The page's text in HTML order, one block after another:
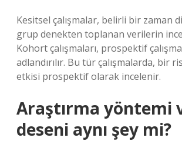
Kesitsel çalışmalar, belirli bir zaman
grup denekten toplanan verilerin
Kohort çalışmaları, prospektif
adlandırılır. Bu tür çalışmalarda, bir
etkisi prospektif olarak incelenir.
Araştırma yöntemi
deseni aynı şey mi?